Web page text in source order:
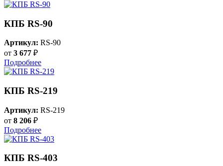
КПБ RS-90
Артикул: RS-90
от 3 677 ₽
Подробнее
КПБ RS-219
Артикул: RS-219
от 8 206 ₽
Подробнее
КПБ RS-403